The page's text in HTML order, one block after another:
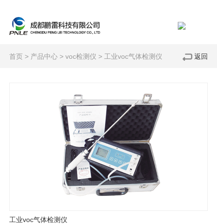
首页 > 产品中心 > voc检测仪 > 工业voc气体检测仪 返回
工业voc气体检测仪